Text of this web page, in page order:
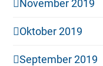
November 2019
Oktober 2019
September 2019